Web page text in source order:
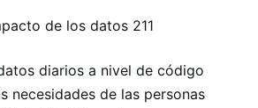
de los datos 211
diarios a nivel de código
necesidades de las personas